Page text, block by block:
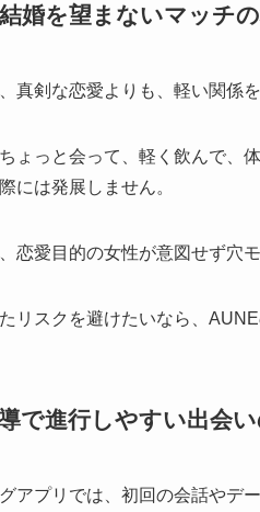
婚を望まないマッチ
真剣な恋愛よりも、軽い関係
ょっと会って、軽く飲んで、
には発展しません。
恋愛目的の女性が意図せず穴
リスクを避けたいなら、
で進行しやすい出会
アプリでは、初回の会話やデ